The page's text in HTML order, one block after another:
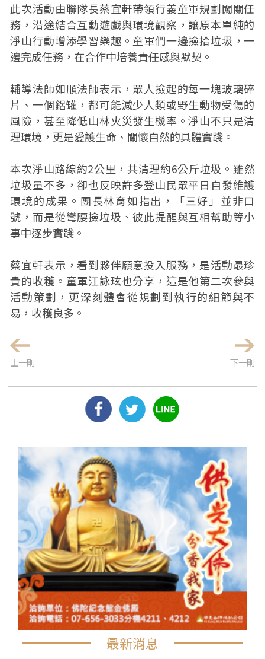
此次活動由聯隊長蔡宜軒帶領行義童軍規劃闖關任
務，沿途結合互動遊戲與環境觀察，讓原本單純的
淨山行動增添學習樂趣。童軍們一邊撿拾垃圾，一
邊完成任務，在合作中培養責任感與默契。
輔導法師如順法師表示，眾人撿起的每一塊玻璃碎
片、一個鋁罐，都可能減少人類或野生動物受傷的
風險，甚至降低山林火災發生機率。淨山不只是清
理環境，更是愛護生命、關懷自然的具體實踐。
本次淨山路線約2公里，共清理約6公斤垃圾。雖然
垃圾量不多，卻也反映許多登山民眾平日自發維護
環境的成果。團長林育如指出，「三好」並非口
號，而是從彎腰撿垃圾、彼此提醒與互相幫助等小
事中逐步實踐。
蔡宜軒表示，看到夥伴願意投入服務，是活動最珍
貴的收穫。童軍江詠玹也分享，這是他第二次參與
活動策劃，更深刻體會從規劃到執行的細節與不
易，收穫良多。
上一則 下一則
最新消息